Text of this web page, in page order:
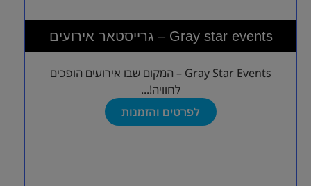
גרייסטאר אירועים – Gray star events
Gray Star Events – המקום שבו אירועים הופכים
לחוויה!...
לפרטים והזמנות